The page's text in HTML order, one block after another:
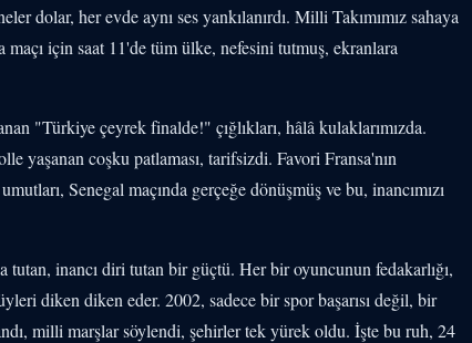
dolar, her evde aynı ses yankılanırdı. Milli Takımımız sahaya
için saat 11'de tüm ülke, nefesini tutmuş, ekranlara
"Türkiye çeyrek finalde!" çığlıkları, hâlâ kulaklarımızda.
yaşanan coşku patlaması, tarifsizdi. Favori Fransa'nın
Senegal maçında gerçeğe dönüşmüş ve bu, inancımızı
tutan, inancı diri tutan bir güçtü. Her bir oyuncunun fedakarlığı,
diken diken eder. 2002, sadece bir spor başarısı değil, bir
milli marşlar söylendi, şehirler tek yürek oldu. İşte bu ruh, 24